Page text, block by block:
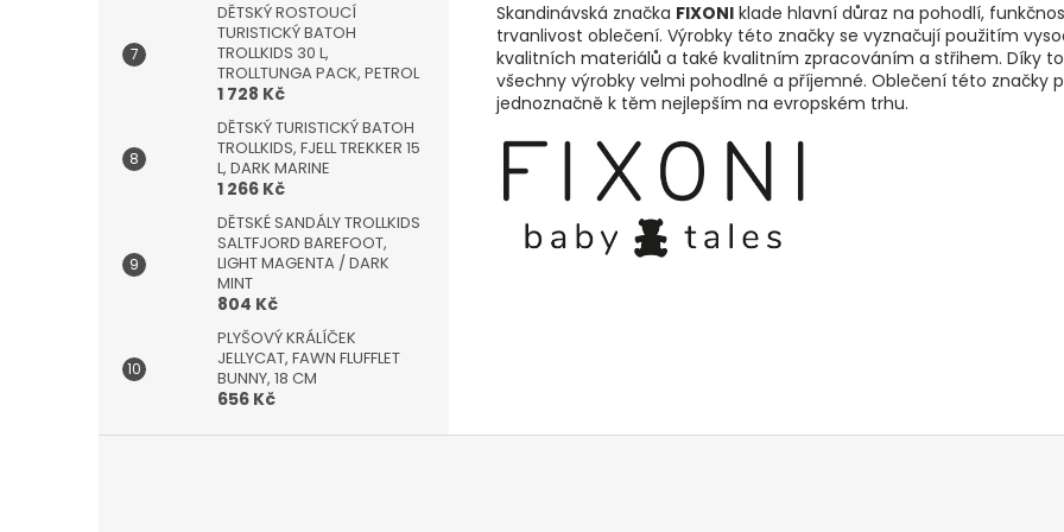
DĚTSKÝ ROSTOUCÍ
TURISTICKÝ BATOH
TROLLKIDS 30 L,
TROLLTUNGA PACK, PETROL
1 728 Kč
DĚTSKÝ TURISTICKÝ BATOH
TROLLKIDS, FJELL TREKKER 15
L, DARK MARINE
1 266 Kč
DĚTSKÉ SANDÁLY TROLLKIDS
SALTFJORD BAREFOOT,
LIGHT MAGENTA / DARK
MINT
804 Kč
PLYŠOVÝ KRÁLÍČEK
JELLYCAT, FAWN FLUFFLET
BUNNY, 18 CM
656 Kč
Skandinávská značka FIXONI klade hlavní důraz na pohodlí,
trvanlivost oblečení. Výrobky této značky se vyznačují použitím
kvalitních materiálů a také kvalitním zpracováním a střihem. Díky
všechny výrobky velmi pohodlné a příjemné. Oblečení této značky
jednoznačně k těm nejlepším na evropském trhu.